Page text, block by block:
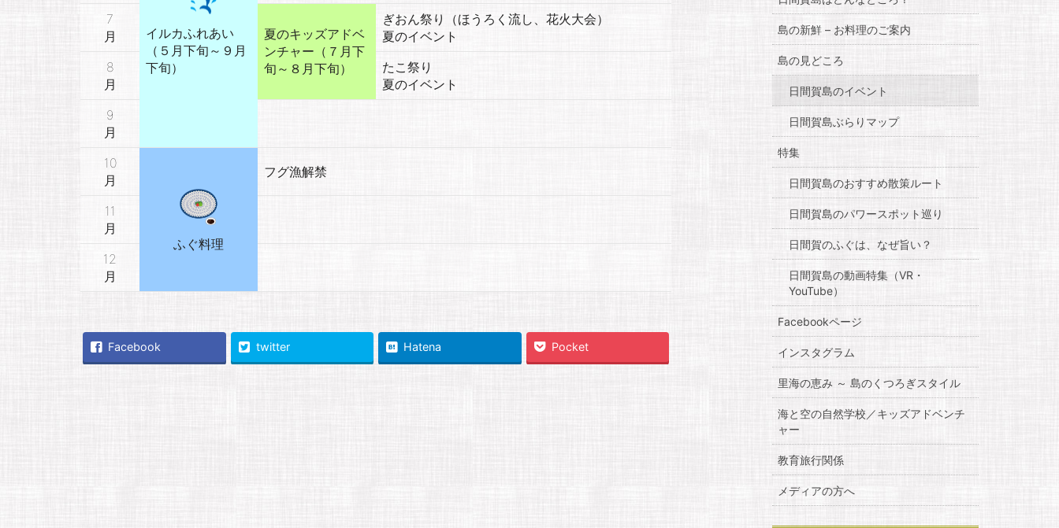
イルカふれあい
（５月下旬～９月
下旬）
7
月
夏のキッズアドベ
ンチャー（７月下
旬～８月下旬）
ぎおん祭り（ほうろく流し、花火大会）
夏のイベント
8
月
たこ祭り
夏のイベント
9
月
10
月
ふぐ料理
フグ漁解禁
11
月
12
月
Facebook twitter Hatena Pocket
島の新鮮 – お料理のご案内
島の見どころ
日間賀島のイベント
日間賀島ぶらりマップ
特集
日間賀島のおすすめ散策ルート
日間賀島のパワースポット巡り
日間賀のふぐは、なぜ旨い？
日間賀島の動画特集（VR・
YouTube）
Facebookページ
インスタグラム
里海の恵み ～ 島のくつろぎスタイル
海と空の自然学校／キッズアドベンチ
ャー
教育旅行関係
メディアの方へ